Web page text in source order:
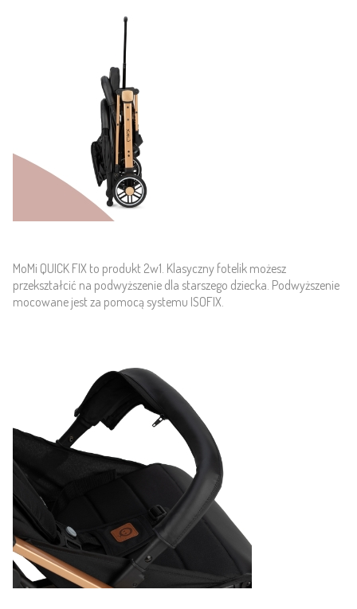
MoMi QUICK FIX to produkt 2w1. Klasyczny fotelik możesz
przekształcić na podwyższenie dla starszego dziecka. Podwyższenie
mocowane jest za pomocą systemu ISOFIX.